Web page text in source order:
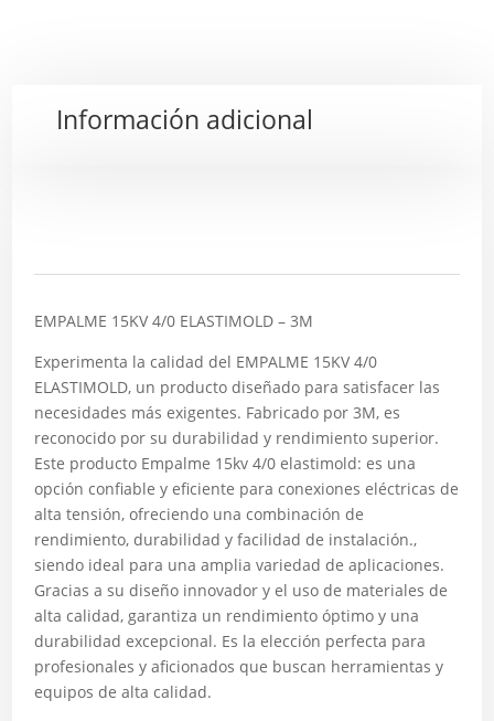
Información adicional
EMPALME 15KV 4/0 ELASTIMOLD – 3M
Experimenta la calidad del EMPALME 15KV 4/0
ELASTIMOLD, un producto diseñado para satisfacer las
necesidades más exigentes. Fabricado por 3M, es
reconocido por su durabilidad y rendimiento superior.
Este producto Empalme 15kv 4/0 elastimold: es una
opción confiable y eficiente para conexiones eléctricas de
alta tensión, ofreciendo una combinación de
rendimiento, durabilidad y facilidad de instalación.,
siendo ideal para una amplia variedad de aplicaciones.
Gracias a su diseño innovador y el uso de materiales de
alta calidad, garantiza un rendimiento óptimo y una
durabilidad excepcional. Es la elección perfecta para
profesionales y aficionados que buscan herramientas y
equipos de alta calidad.